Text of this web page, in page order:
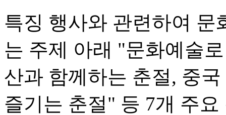
특징 행사와 관련하여
는 주제 아래 "문화예술
산과 함께하는 춘절, 중
즐기는 춘절" 등 7개 주